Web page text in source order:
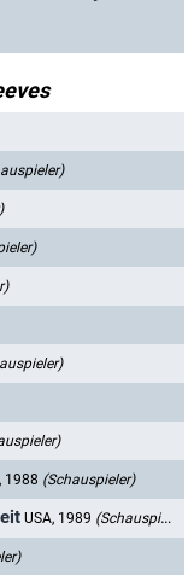
1988 (Schauspieler)
USA, 1989 (Schauspieler)